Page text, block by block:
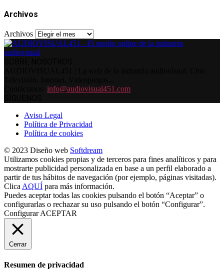
Archivos
Archivos
info@audiovisual451.com
Aviso Legal
Política de Privacidad
Política de cookies
© 2023 Diseño web Softdream
Utilizamos cookies propias y de terceros para fines analíticos y para
mostrarte publicidad personalizada en base a un perfil elaborado a
partir de tus hábitos de navegación (por ejemplo, páginas visitadas).
ClicaAQUÍ para más información.
Puedes aceptar todas las cookies pulsando el botón “Aceptar” o
configurarlas o rechazar su uso pulsando el botón “Configurar”.
ConfigurarACEPTAR
Cerrar
Resumen de privacidad